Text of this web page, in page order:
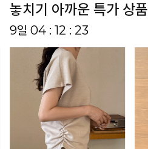
놓치기 아까운 특가 상품
9일 04 : 12 : 18